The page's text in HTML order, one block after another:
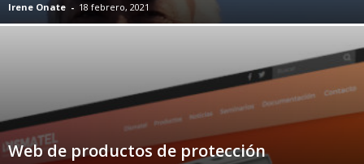
Irene Onate - 18 febrero, 2021
Web de productos de protección